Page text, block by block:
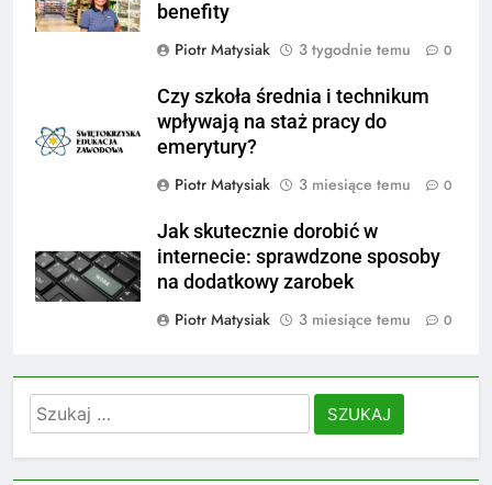
benefity
Piotr Matysiak
3 tygodnie temu 0
Czy szkoła średnia i technikum
wpływają na staż pracy do
emerytury?
Piotr Matysiak
3 miesiące temu 0
Jak skutecznie dorobić w
internecie: sprawdzone sposoby
na dodatkowy zarobek
Piotr Matysiak
3 miesiące temu 0
Szukaj: